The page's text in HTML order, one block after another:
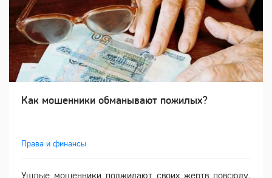
Как мошенники обманывают пожилых?
Права и финансы
Ушлые мошенники поджидают своих жертв повсюду,